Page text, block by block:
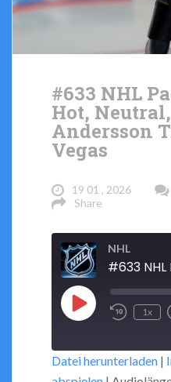
#633 NHL
Hot,
Andersson
Vegas
19 01 , 2026
Share
NHL
Play
Rewind
Seconds
1x
Datei herunterladen |